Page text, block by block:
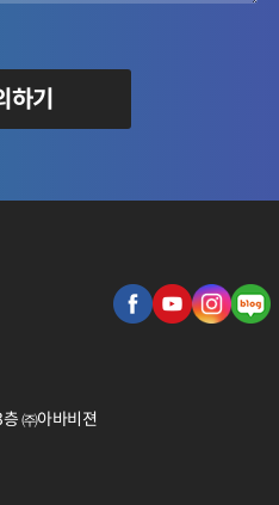
하기
㈜아바비젼